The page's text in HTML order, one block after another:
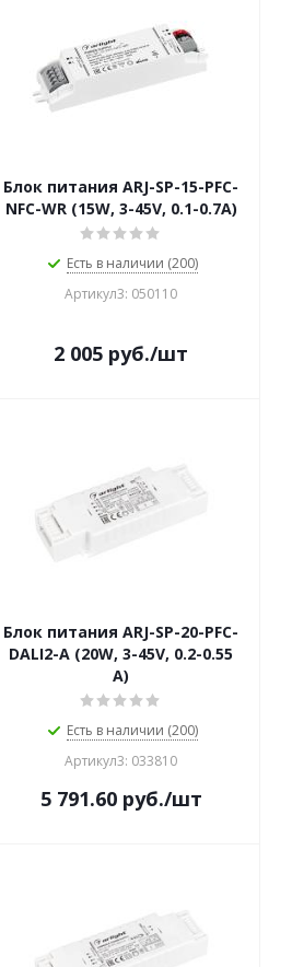
Блок питания ARJ-SP-15-PFC-
NFC-WR (15W, 3-45V, 0.1-0.7A)
Есть в наличии (200)
Артикул3: 050110
2 005 руб./шт
Блок питания ARJ-SP-20-PFC-
DALI2-A (20W, 3-45V, 0.2-0.55
A)
Есть в наличии (200)
Артикул3: 033810
5 791.60руб./шт